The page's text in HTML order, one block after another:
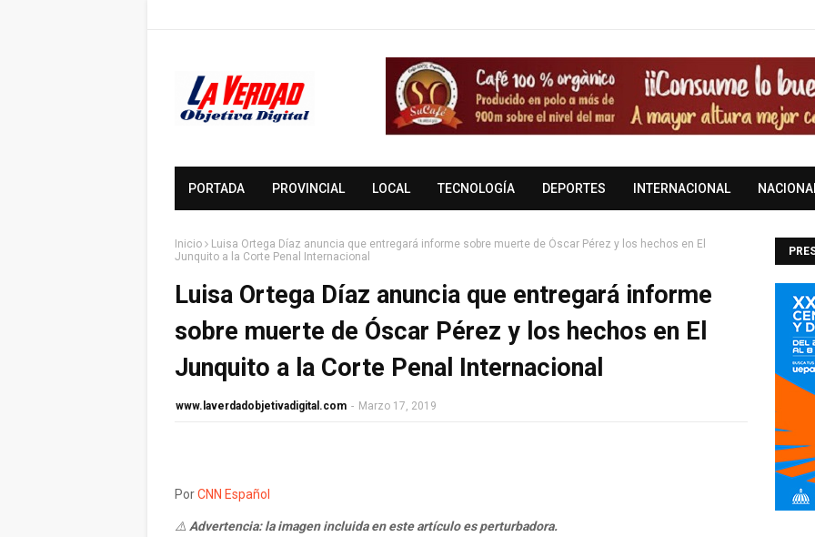
PORTADA PROVINCIAL LOCAL TECNOLOGÍA DEPORTES INTERNACIONAL
Inicio
Luisa Ortega Díaz anuncia que entregará informe sobre muerte de Óscar Pérez y los hechos en El
Junquito a la Corte Penal Internacional
Luisa Ortega Díaz anuncia que entregará informe
sobre muerte de Óscar Pérez y los hechos en El
Junquito a la Corte Penal Internacional
www.laverdadobjetivadigital.com - Marzo 17, 2019
PorCNN Español
⚠️ Advertencia: la imagen incluida en este artículo es perturbadora.